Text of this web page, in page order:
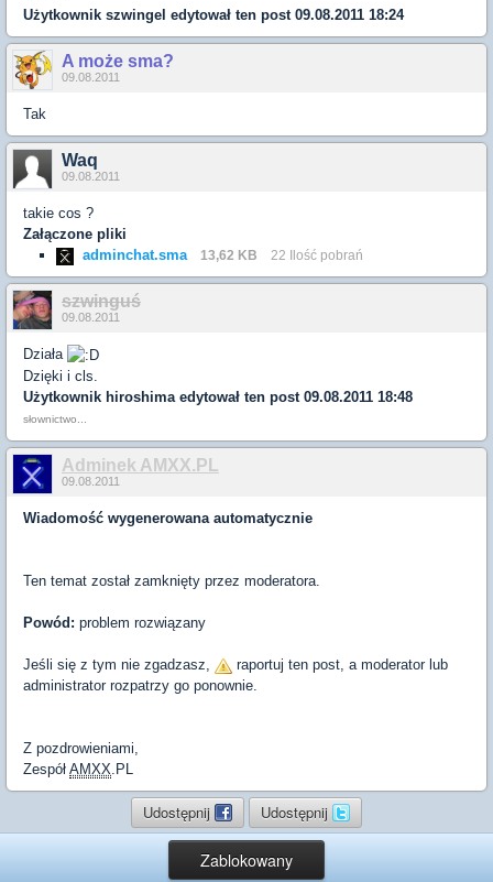
Użytkownik szwingel edytował ten post 09.08.2011 18:24
A może sma?
09.08.2011
Tak
Waq
09.08.2011
takie cos ?
Załączone pliki
adminchat.sma
13,62 KB 22 Ilość pobrań
szwinguś
09.08.2011
Działa
Dzięki i cls.
Użytkownik hiroshimaedytował ten post 09.08.2011 18:48
słownictwo...
Adminek AMXX.PL
09.08.2011
Wiadomość wygenerowana automatycznie
Ten temat został zamknięty przez moderatora.
Powód: problem rozwiązany
Jeśli się z tym nie zgadzasz,
raportuj ten post, a moderator lub
administrator rozpatrzy go ponownie.
Z pozdrowieniami,
Zespół AMXX.PL
Udostępnij Udostępnij
Zablokowany